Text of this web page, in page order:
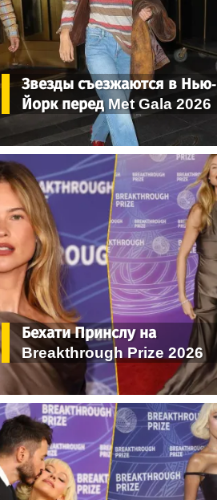
Звезды съезжаются в Нью-
Йорк перед Met Gala 2026
Бехати Принслу на
Breakthrough Prize 2026